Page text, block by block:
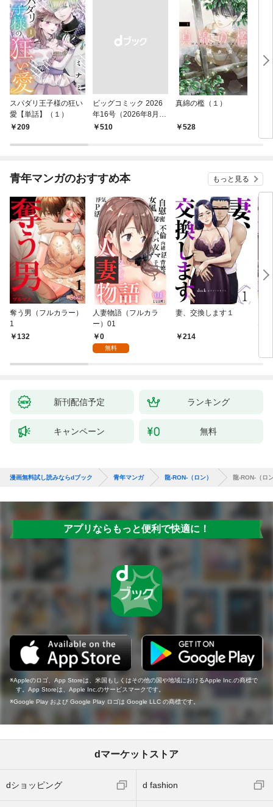
スパダリ王子様の狂い
愛【単話】（１）
209
ビッグコミック 2026
年16号（2026年8月7
日発売）
￥510
真綿の檻（１）
528
青年マンガのおすすめ本 もっと見る
奪う男（フルカラー）
1
132
人妻物語（フルカラ
ー）01
0
無料
妻、交換します１
214
な
新刊配信予定 ランキング
キャンペーン 無料
漫画無料試し読みならdブック 青年マンガ 龍-RON-（ロン） 龍-RON-（ロ
アプリならもっと便利で快適に！
Appleのロゴ、App Storeは、米国もしくはその他の国や地域におけるApple Inc.の商標で
す。App Storeは、Apple Inc.のサービスマークです。
Google Play および Google Play ロゴは Google LLC の商標です。
dマーケットストア
dショッピング d fashion